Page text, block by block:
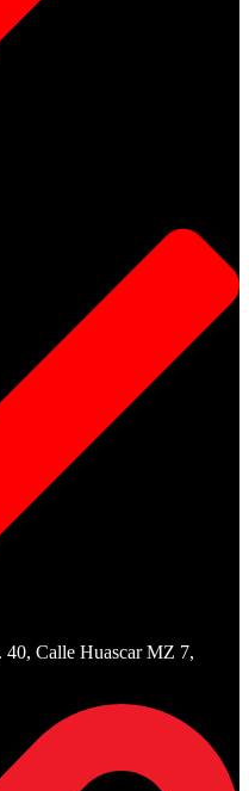
40, Calle Huascar MZ 7,